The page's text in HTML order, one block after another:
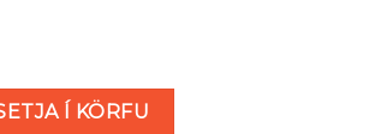
- milligrár (nr 05) magn
Í KÖRFU